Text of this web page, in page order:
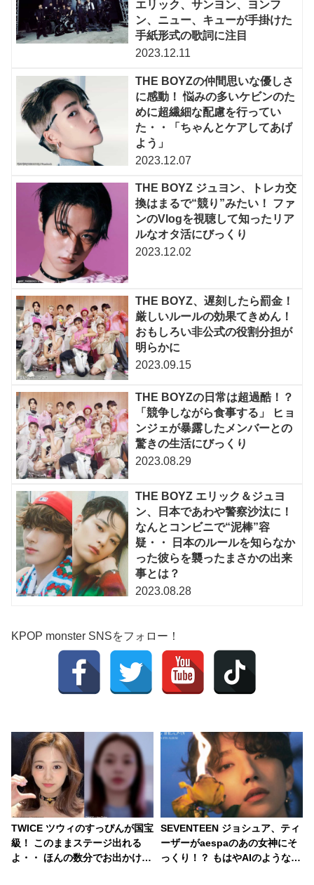
エリック、サンヨン、ヨンフ
ン、ニュー、キューが手掛けた
手紙形式の歌詞に注目
2023.12.11
THE BOYZの仲間思いな優しさ
に感動！ 悩みの多いケビンのた
めに超繊細な配慮を行ってい
た・・「ちゃんとケアしてあげ
よう」
2023.12.07
THE BOYZ ジュヨン、トレカ交
換はまるで“競り”みたい！ ファ
ンのVlogを視聴して知ったリア
ルなオタ活にびっくり
2023.12.02
THE BOYZ、遅刻したら罰金！
厳しいルールの効果てきめん！
おもしろい非公式の役割分担が
明らかに
2023.09.15
THE BOYZの日常は超過酷！？
「競争しながら食事する」 ヒョ
ンジェが暴露したメンバーとの
驚きの生活にびっくり
2023.08.29
THE BOYZ エリック＆ジュヨ
ン、日本であわや警察沙汰に！
なんとコンビニで“泥棒”容
疑・・ 日本のルールを知らなか
った彼らを襲ったまさかの出来
事とは？
2023.08.28
KPOP monster SNSをフォロー！
TWICE ツウィのすっぴんが国宝
級！ このままステージ出れる
よ・・ ほんの数分でお出かけの
SEVENTEEN ジョシュア、ティ
ーザーがaespaのあの女神にそ
っくり！？ もはやAIのような神